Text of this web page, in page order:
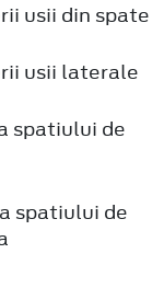
usii din spate
usii laterale
spatiului de
spatiului de